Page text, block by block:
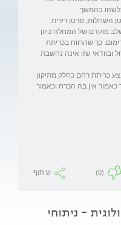
השחלות, סרטן רירית
מוקדם של המחלה כיוון
כך שהרווח בכריתת
ובוודאי שזו אינה נחשבת
כריתת רחם כחלק מתיקון
אין בה הכרח וכאמור
(0) שיתוף
- ניתוחי